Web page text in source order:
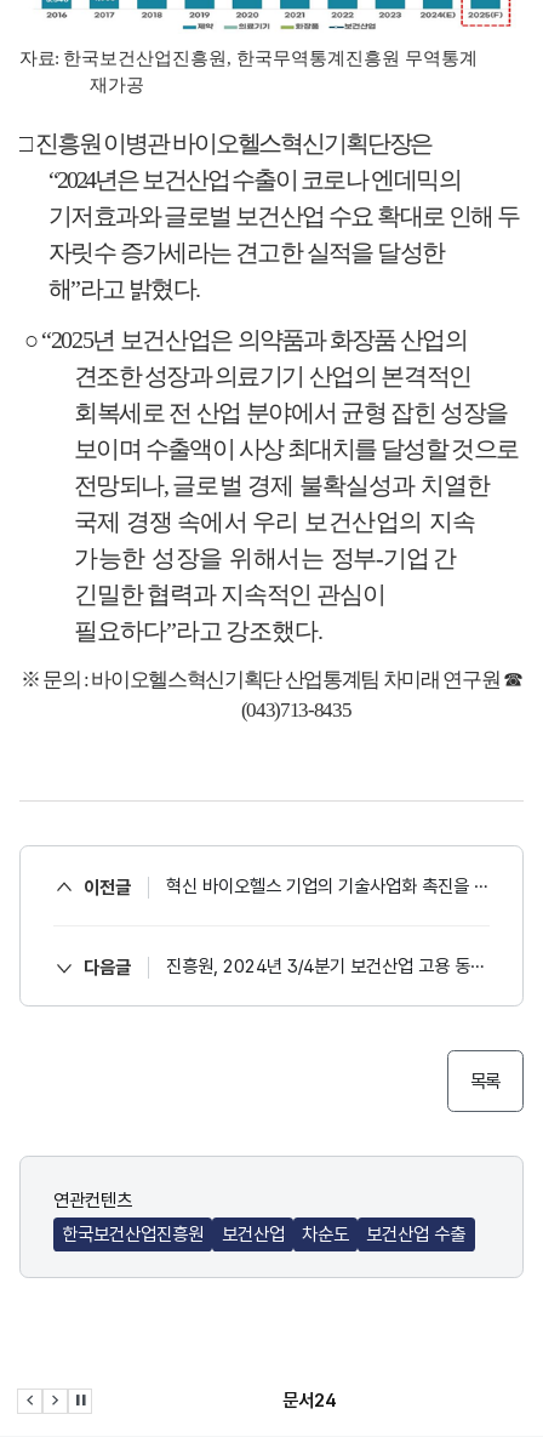
자료: 한국보건산업진흥원, 한국무역통계진흥원 무역통계
재가공
□진흥원 이병관 바이오헬스혁신기획단장은
“2024년은 보건산업 수출이 코로나 엔데믹의
기저효과와 글로벌 보건산업 수요 확대로 인해 두
자릿수 증가세라는 견고한 실적을 달성한
해”라고 밝혔다.
○“2025년 보건산업은 의약품과 화장품 산업의
견조한 성장과 의료기기 산업의 본격적인
회복세로 전 산업 분야에서 균형 잡힌 성장을
보이며 수출액이 사상 최대치를 달성할 것으로
전망되나, 글로벌 경제 불확실성과 치열한
국제 경쟁 속에서 우리 보건산업의 지속
가능한 성장을 위해서는 정부-기업 간
긴밀한 협력과 지속적인 관심이
필요하다”라고 강조했다.
※ 문의 :바이오헬스혁신기획단 산업통계팀 차미래 연구원 ☎
(043)713-8435
이전글 혁신 바이오헬스 기업의 기술사업화 촉진을 위한 한국보건산업진흥원- 신용보증기금 업무협약(MOU) 체결
다음글 진흥원, 2024년 3/4분기 보건산업 고용 동향 발표
목록
연관컨텐츠
한국보건산업진흥원
보건산업 차순도 보건산업 수출
이전 슬라이드
다음 슬라이드
관련사이트 자동재생 멈춤 문서24